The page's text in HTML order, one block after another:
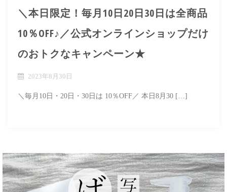
＼本日限定！毎月10日20日30日は全商品
10％OFF♪／公式オンラインショップだけ
のおトクなキャンペーン★
2023年8月30日
＼毎月10日・20日・30日は 10％OFF／ 本日8月30 […]